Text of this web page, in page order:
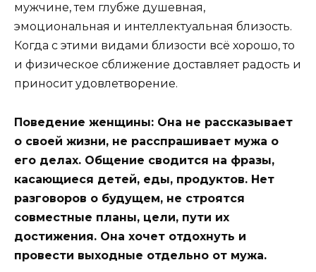
мужчине, тем глубже душевная,
эмоциональная и интеллектуальная близость.
Когда с этими видами близости всё хорошо, то
и физическое сближение доставляет радость и
приносит удовлетворение.
Поведение женщины: Она не рассказывает
о своей жизни, не расспрашивает мужа о
его делах. Общение сводится на фразы,
касающиеся детей, еды, продуктов. Нет
разговоров о будущем, не строятся
совместные планы, цели, пути их
достижения. Она хочет отдохнуть и
провести выходные отдельно от мужа.